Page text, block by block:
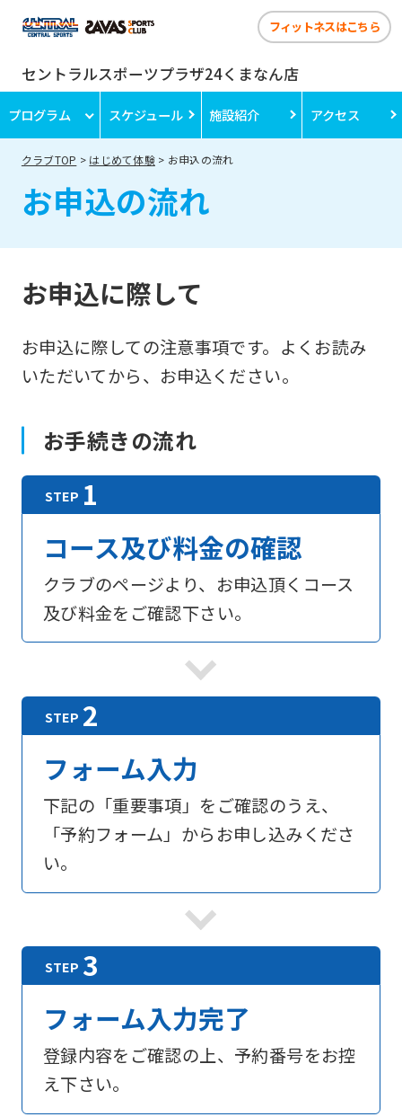
セントラルスポーツプラザ24くまなん店
フィットネスはこちら
プログラム スケジュール 施設紹介 アクセス
クラブTOP はじめて体験 お申込の流れ
お申込の流れ
お申込に際して
お申込に際しての注意事項です。よくお読み
いただいてから、お申込ください。
お手続きの流れ
コース及び料金の確認
クラブのページより、お申込頂くコース
及び料金をご確認下さい。
フォーム入力
下記の「重要事項」をご確認のうえ、
「予約フォーム」からお申し込みくださ
い。
フォーム入力完了
登録内容をご確認の上、予約番号をお控
え下さい。